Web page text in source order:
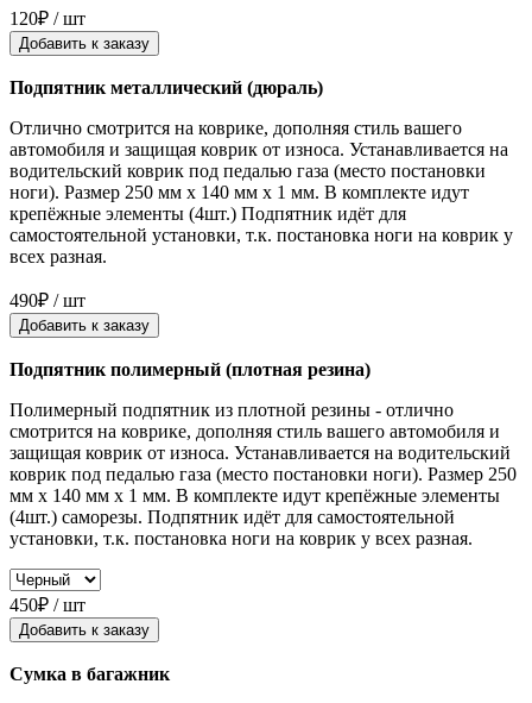
120₽ / шт
Добавить к заказу
Подпятник металлический (дюраль)
Отлично смотрится на коврике, дополняя стиль вашего
автомобиля и защищая коврик от износа. Устанавливается на
водительский коврик под педалью газа (место постановки
ноги). Размер 250 мм x 140 мм x 1 мм. В комплекте идут
крепёжные элементы (4шт.) Подпятник идёт для
самостоятельной установки, т.к. постановка ноги на коврик у
всех разная.
490₽ / шт
Добавить к заказу
Подпятник полимерный (плотная резина)
Полимерный подпятник из плотной резины - отлично
смотрится на коврике, дополняя стиль вашего автомобиля и
защищая коврик от износа. Устанавливается на водительский
коврик под педалью газа (место постановки ноги). Размер 250
мм x 140 мм x 1 мм. В комплекте идут крепёжные элементы
(4шт.) саморезы. Подпятник идёт для самостоятельной
установки, т.к. постановка ноги на коврик у всех разная.
450₽ / шт
Добавить к заказу
Сумка в багажник